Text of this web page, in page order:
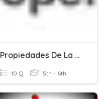
Propiedades De La Suma Para Fracciones (30-04-20)
10 Q 5th - 6th